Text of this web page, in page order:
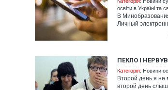
освіти в Україні та
В
Личный
ПЕКЛО І
Категорія: Новини
Второй день я не
второй день